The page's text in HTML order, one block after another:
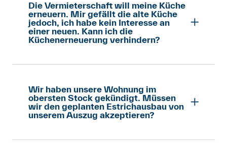
Die Vermieterschaft will meine Küche
erneuern. Mir gefällt die alte Küche
jedoch, ich habe kein Interesse an
einer neuen. Kann ich die
Küchenerneuerung verhindern?
Nein, Sie können die Vermieterschaft nicht
ist ihr Recht als Eigentümerschaft der
Liegenschaft. Sie muss Ihnen die
Renovationsarbeiten aber rechtzeitig
Monate vorher. Zudem muss
Wir haben unsere Wohnung im
obersten Stock gekündigt. Müssen
wir den geplanten Estrichausbau von
unserem Auszug akzeptieren?
Nein, die Vermieterschaft darf